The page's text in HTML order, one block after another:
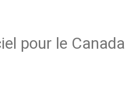
pour le Canada